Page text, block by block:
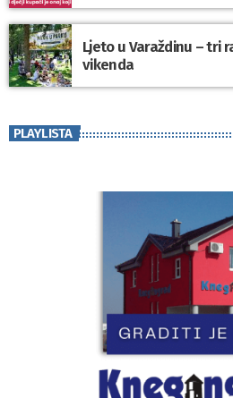
Ljeto u Varaždinu – tri
vikenda
PLAYLISTA